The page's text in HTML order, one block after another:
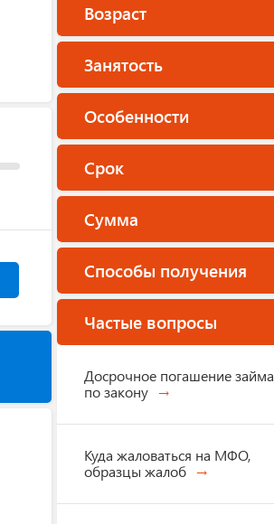
Возраст
Занятость
Особенности
Срок
Сумма
Способы получения
Частые вопросы
Досрочное погашение займа
по закону
Куда жаловаться на МФО,
образцы жалоб